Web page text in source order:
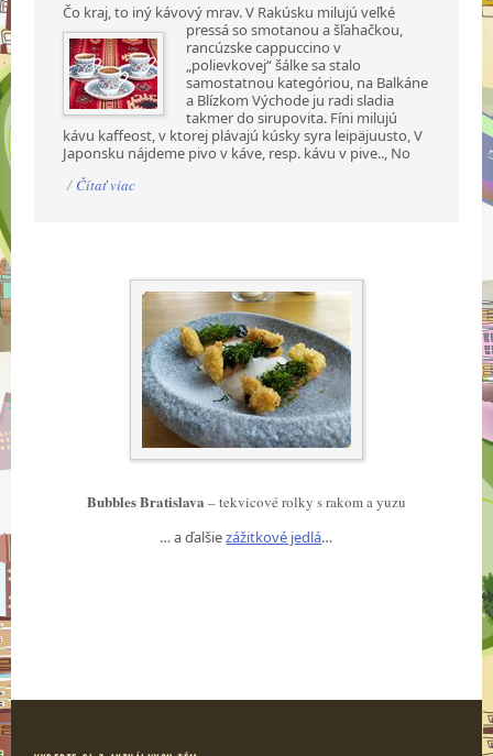
Čo kraj, to iný kávový mrav. V Rakúsku milujú veľké
pressá so smotanou a šľahačkou,
rancúzske cappuccino v
„polievkovej“ šálke sa stalo
samostatnou kategóriou, na Balkáne
a Blízkom Východe ju radi sladia
takmer do sirupovita. Fíni milujú
kávu kaffeost, v ktorej plávajú kúsky syra leipäjuusto, V
Japonsku nájdeme pivo v káve, resp. kávu v pive.., No
/ Čítať viac
Bubbles Bratislava – tekvicové rolky s rakom a yuzu
… a ďalšiezážitkové jedlá…